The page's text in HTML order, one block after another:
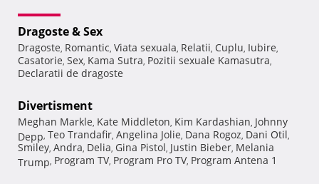
Dragoste & Sex
Dragoste, Romantic, Viata sexuala, Relatii, Cuplu, Iubire,
Casatorie, Sex, Kama Sutra, Pozitii sexuale Kamasutra,
Declaratii de dragoste
Divertisment
Meghan Markle, Kate Middleton, Kim Kardashian, Johnny
Depp, Teo Trandafir, Angelina Jolie, Dana Rogoz, Dani Otil,
Smiley, Andra, Delia, Gina Pistol, Justin Bieber, Melania
Trump, Program TV, Program Pro TV, Program Antena 1